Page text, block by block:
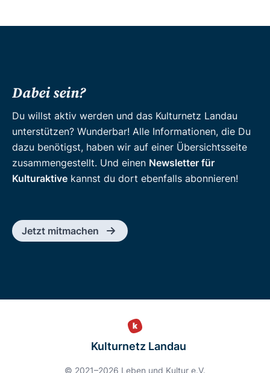
Dabei sein?
Du willst aktiv werden und das Kulturnetz Landau
unterstützen? Wunderbar! Alle Informationen, die Du
dazu benötigst, haben wir auf einer Übersichtsseite
zusammengestellt. Und einen Newsletter für
Kulturaktive kannst du dort ebenfalls abonnieren!
Jetzt mitmachen
Kulturnetz Landau
© 2021–2026 Leben und Kultur e.V.